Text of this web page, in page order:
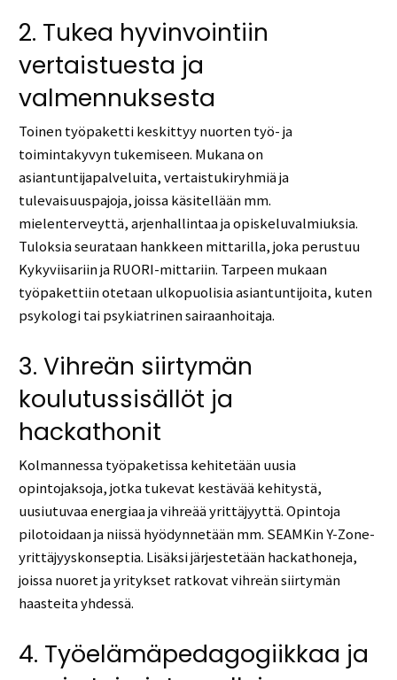
2. Tukea hyvinvointiin
vertaistuesta ja
valmennuksesta
Toinen työpaketti keskittyy nuorten työ- ja
toimintakyvyn tukemiseen. Mukana on
asiantuntijapalveluita, vertaistukiryhmiä ja
tulevaisuuspajoja, joissa käsitellään mm.
mielenterveyttä, arjenhallintaa ja opiskeluvalmiuksia.
Tuloksia seurataan hankkeen mittarilla, joka perustuu
Kykyviisariin ja RUORI-mittariin. Tarpeen mukaan
työpakettiin otetaan ulkopuolisia asiantuntijoita, kuten
psykologi tai psykiatrinen sairaanhoitaja.
3. Vihreän siirtymän
koulutussisällöt ja
hackathonit
Kolmannessa työpaketissa kehitetään uusia
opintojaksoja, jotka tukevat kestävää kehitystä,
uusiutuvaa energiaa ja vihreää yrittäjyyttä. Opintoja
pilotoidaan ja niissä hyödynnetään mm. SEAMKin Y-Zone-
yrittäjyyskonseptia. Lisäksi järjestetään hackathoneja,
joissa nuoret ja yritykset ratkovat vihreän siirtymän
haasteita yhdessä.
4. Työelämäpedagogiikkaa ja